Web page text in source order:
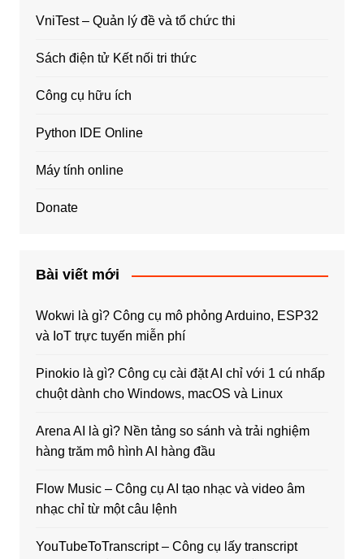
VniTest – Quản lý đề và tổ chức thi
Sách điện tử Kết nối tri thức
Công cụ hữu ích
Python IDE Online
Máy tính online
Donate
Bài viết mới
Wokwi là gì? Công cụ mô phỏng Arduino, ESP32
và IoT trực tuyến miễn phí
Pinokio là gì? Công cụ cài đặt AI chỉ với 1 cú nhấp
chuột dành cho Windows, macOS và Linux
Arena AI là gì? Nền tảng so sánh và trải nghiệm
hàng trăm mô hình AI hàng đầu
Flow Music – Công cụ AI tạo nhạc và video âm
nhạc chỉ từ một câu lệnh
YouTubeToTranscript – Công cụ lấy transcript